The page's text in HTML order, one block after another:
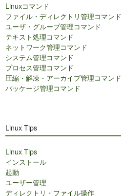
索
Linuxコマンド
ファイル・ディレクトリ管理コマンド
ユーザ・グループ管理コマンド
テキスト処理コマンド
ネットワーク管理コマンド
システム管理コマンド
プロセス管理コマンド
圧縮・解凍・アーカイブ管理コマンド
パッケージ管理コマンド
Linux Tips
Linux Tips
インストール
起動
ユーザー管理
ディレクトリ・ファイル操作